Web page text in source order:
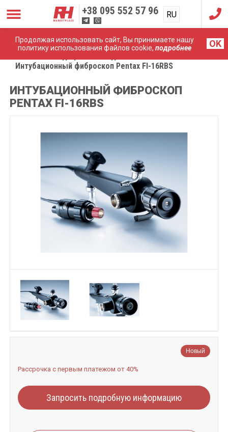
Продолжая использовать сайт, Вы принимаете нашу
политику использования файлов cookie, подробнее OK
+38 095 552 57 96 RU
UA
Интубационный фиброскоп Pentax FI-16RBS
ИНТУБАЦИОННЫЙ ФИБРОСКОП
PENTAX FI-16RBS
Новый
Рассрочка с первым платежом от 40%
Запросить подробную информацию